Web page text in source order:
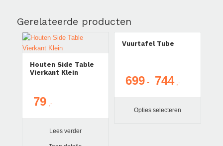
Gerelateerde producten
Houten Side Table
Vierkant Klein
79
Lees verder
Vuurtafel Tube
699 - 744Prijsklasse:
Opties selecteren